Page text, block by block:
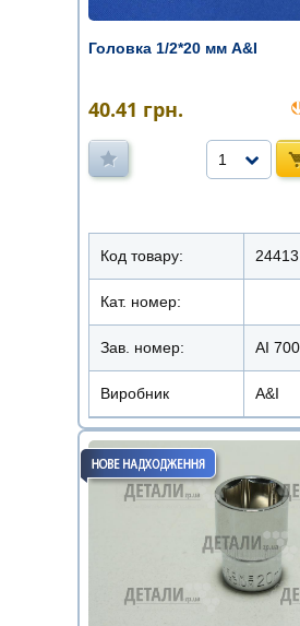
Головка 1/2*20 мм A&I
40.41 грн.
1
Код товару: 24413
Кат. номер:
Зав. номер: AI
Виробник A&I